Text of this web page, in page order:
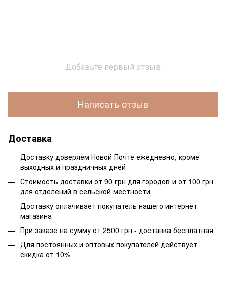
Добавьте первый отзыв
Написать отзыв
Доставка
Доставку доверяем Новой Почте ежедневно, кроме
выходных и праздничных дней
Стоимость доставки от 90 грн для городов и от 100 грн
для отделений в сельской местности
Доставку оплачивает покупатель нашего интернет-
магазина
При заказе на сумму от 2500 грн - доставка бесплатная
Для постоянных и оптовых покупателей действует
скидка от 10%